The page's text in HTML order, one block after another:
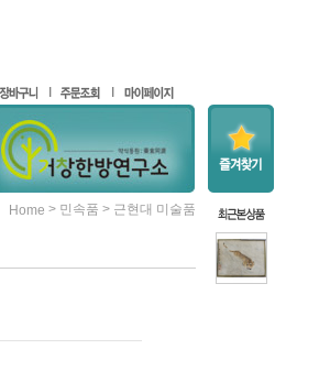
Home > 민속품 > 근현대 미술품